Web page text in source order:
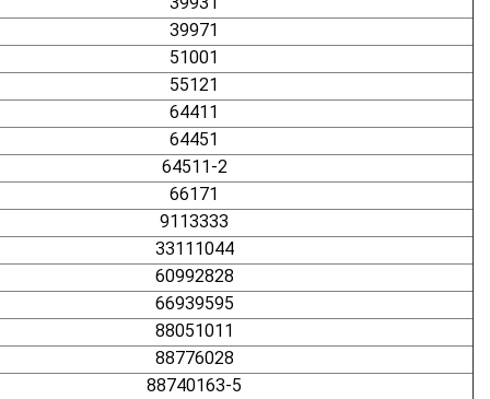
39971
51001
55121
64411
64451
64511-2
66171
9113333
33111044
60992828
66939595
88051011
88776028
88740163-5